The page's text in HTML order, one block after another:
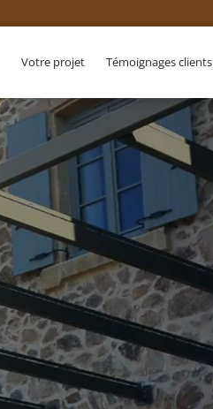
Votre projet Témoignages clients